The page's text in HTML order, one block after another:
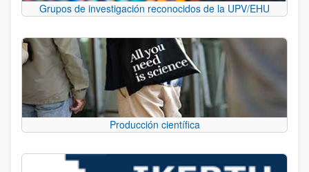
Grupos de investigación reconocidos de la UPV/EHU
Producción científica